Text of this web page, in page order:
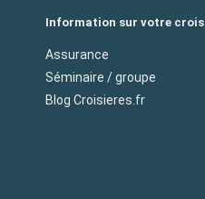
Information sur votre
Assurance
Séminaire / groupe
Blog Croisieres.fr